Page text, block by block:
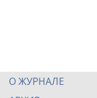
О ЖУРНАЛЕ